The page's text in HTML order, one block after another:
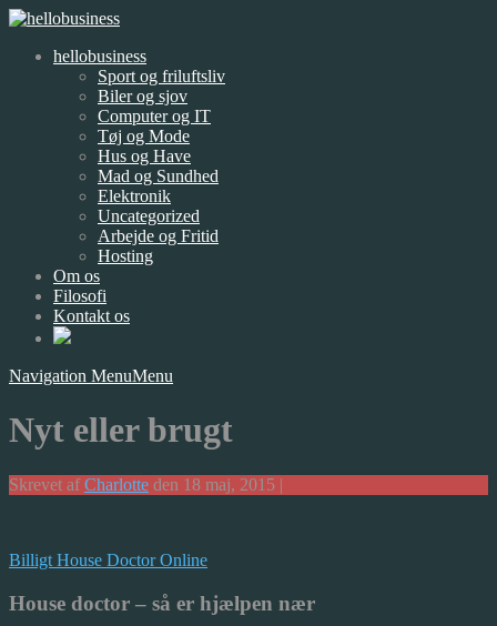
hellobusiness
Sport og friluftsliv
Biler og sjov
Computer og IT
Tøj og Mode
Hus og Have
Mad og Sundhed
Elektronik
Uncategorized
Arbejde og Fritid
Hosting
Om os
Filosofi
Kontakt os
Navigation MenuMenu
Nyt eller brugt
Skrevet af Charlotte den 18 maj, 2015 |
Billigt House Doctor Online
House doctor – så er hjælpen nær